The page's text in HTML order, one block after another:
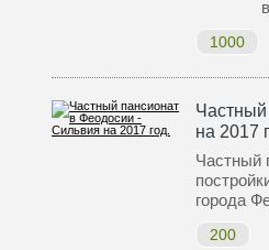
в
1000
на 2017
Частный
города
200